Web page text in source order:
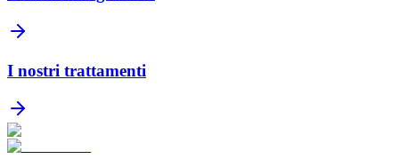
I nostri trattamenti